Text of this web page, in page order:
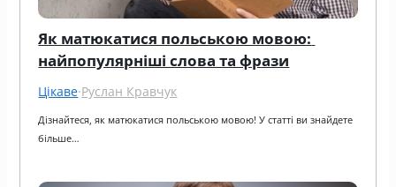
Як матюкатися польською мовою:
найпопулярніші слова та фрази
Цікаве·Руслан Кравчук
Дізнайтеся, як матюкатися польською мовою! У статті ви знайдете
більше…